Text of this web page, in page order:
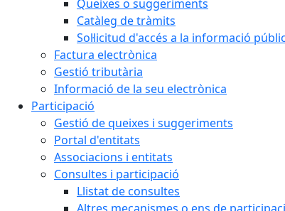
Queixes o suggeriments
Catàleg de tràmits
Sol·licitud d'accés a la informació
Factura electrònica
Gestió tributària
Informació de la seu electrònica
Participació
Gestió de queixes i suggeriments
Portal d'entitats
Associacions i entitats
Consultes i participació
Llistat de consultes